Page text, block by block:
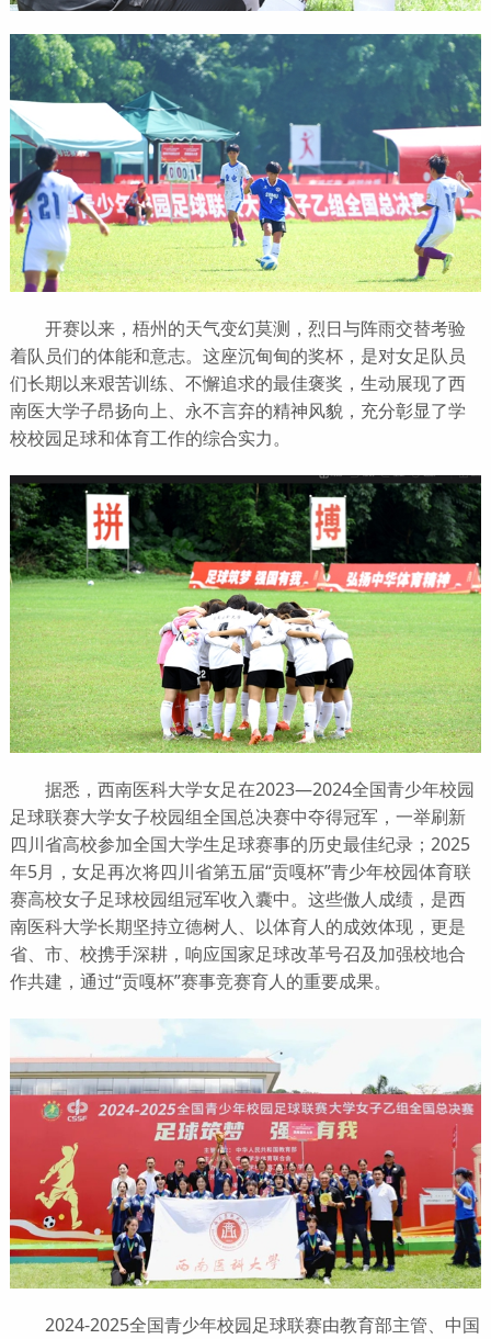
开赛以来，梧州的天气变幻莫测，烈日与阵雨交替考验
着队员们的体能和意志。这座沉甸甸的奖杯，是对女足队员
们长期以来艰苦训练、不懈追求的最佳褒奖，生动展现了西
南医大学子昂扬向上、永不言弃的精神风貌，充分彰显了学
校校园足球和体育工作的综合实力。
据悉，西南医科大学女足在2023—2024全国青少年校园
足球联赛大学女子校园组全国总决赛中夺得冠军，一举刷新
四川省高校参加全国大学生足球赛事的历史最佳纪录；2025
年5月，女足再次将四川省第五届“贡嘎杯”青少年校园体育联
赛高校女子足球校园组冠军收入囊中。这些傲人成绩，是西
南医科大学长期坚持立德树人、以体育人的成效体现，更是
省、市、校携手深耕，响应国家足球改革号召及加强校地合
作共建，通过“贡嘎杯”赛事竞赛育人的重要成果。
2024-2025全国青少年校园足球联赛由教育部主管、中国